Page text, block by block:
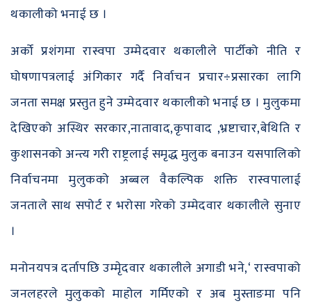
थकालीको भनाई छ ।
अर्को प्रशंगमा रास्वपा उम्मेदवार थकालीले पार्टीको नीति र
घोषणापत्रलाई अंगिकार गर्दै निर्वाचन प्रचार÷प्रसारका लागि
जनता समक्ष प्रस्तुत हुने उम्मेदवार थकालीको भनाई छ । मुलुकमा
देखिएको अस्थिर सरकार,नातावाद,कृपावाद ,भ्रष्टाचार,बेथिति र
कुशासनको अन्त्य गरी राष्ट्रलाई समृद्ध मुलुक बनाउन यसपालिको
निर्वाचनमा मुलुकको अब्बल वैकल्पिक शक्ति रास्वपालाई
जनताले साथ सपोर्ट र भरोसा गरेको उम्मेदवार थकालीले सुनाए
।
मनोनयपत्र दर्तापछि उम्मृेदवार थकालीले अगाडी भने,‘ रास्वपाको
जनलहरले मुलुकको माहोल गर्मिएको र अब मुस्ताङमा पनि